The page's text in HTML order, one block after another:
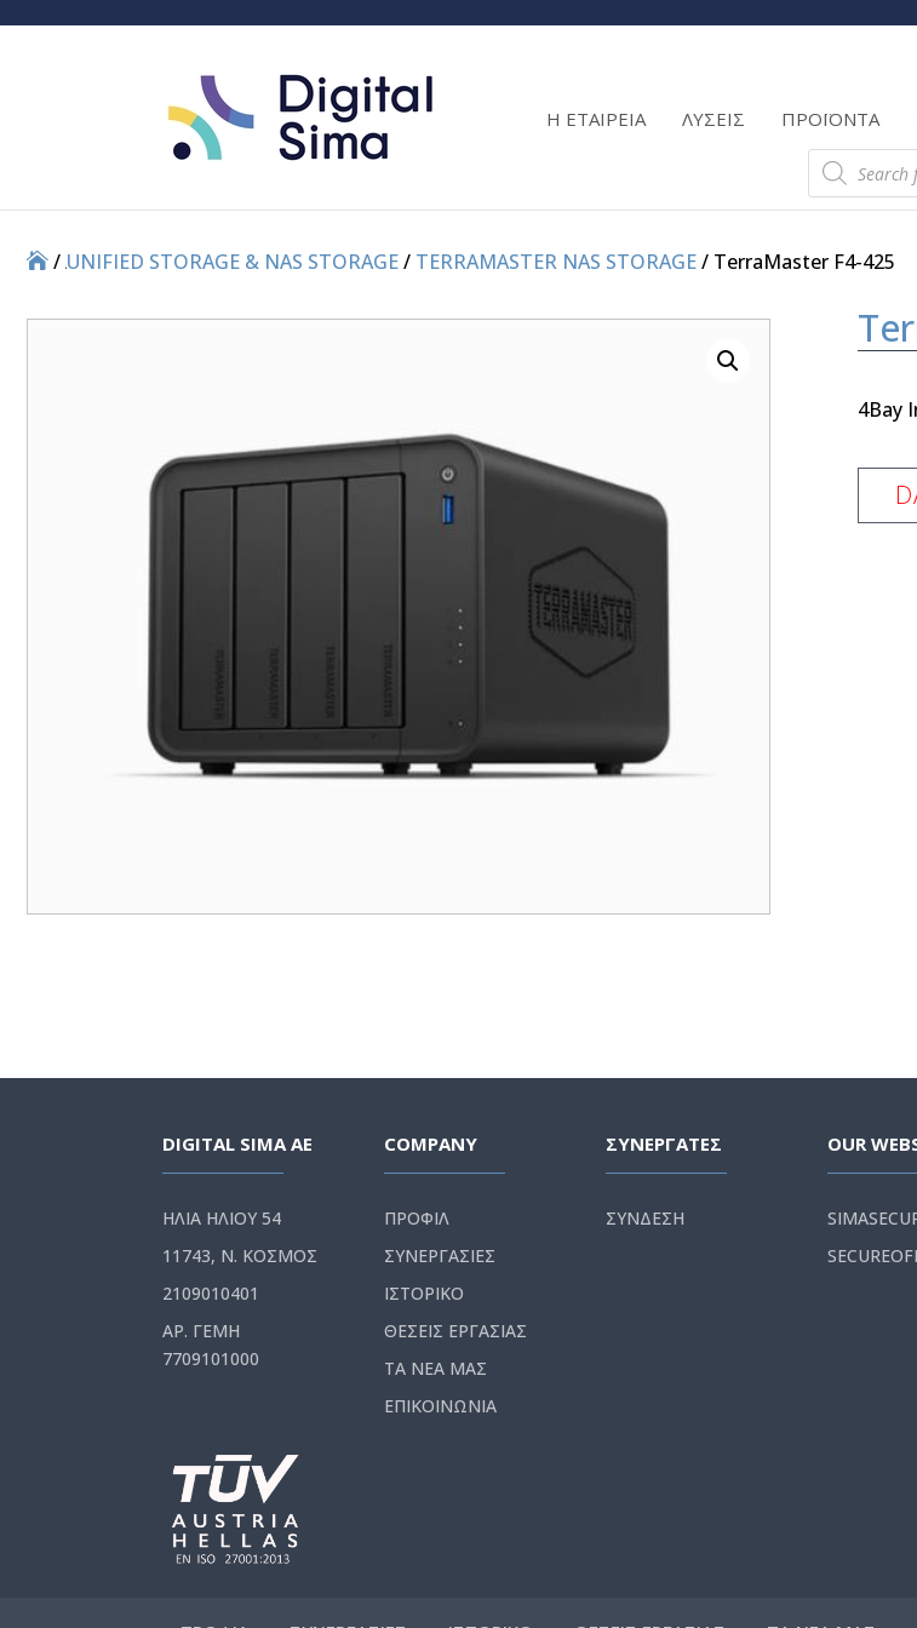
Η ΕΤΑΙΡΕΙΑ ΛΥΣΕΙΣ ΠΡΟΪΟΝΤΑ
Products
search
//
UNIFIED STORAGE & NAS STORAGE/ TERRAMASTER NAS STORAGE/ TerraMaster F4-425
4Bay
DIGITAL SIMA AE
ΗΛΙΑ ΗΛΙΟΥ 54
11743, Ν. ΚΟΣΜΟΣ
2109010401
ΑΡ. ΓΕΜΗ
7709101000
COMPANY
ΠΡΟΦΙΛ
ΣΥΝΕΡΓΑΣΙΕΣ
ΙΣΤΟΡΙΚΟ
ΘΕΣΕΙΣ ΕΡΓΑΣΙΑΣ
ΤΑ ΝΕΑ ΜΑΣ
ΕΠΙΚΟΙΝΩΝΙΑ
ΣΥΝΕΡΓΑΤΕΣ
ΣΥΝΔΕΣΗ
OUR